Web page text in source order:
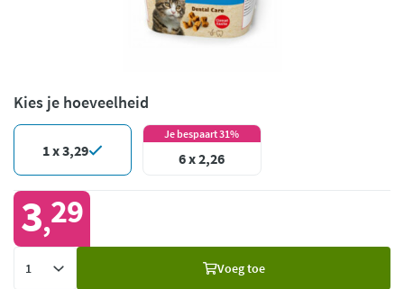
Kies je hoeveelheid
1 x 3,29
Je bespaart 31%
6 x 2,26
3,29
Voeg toe